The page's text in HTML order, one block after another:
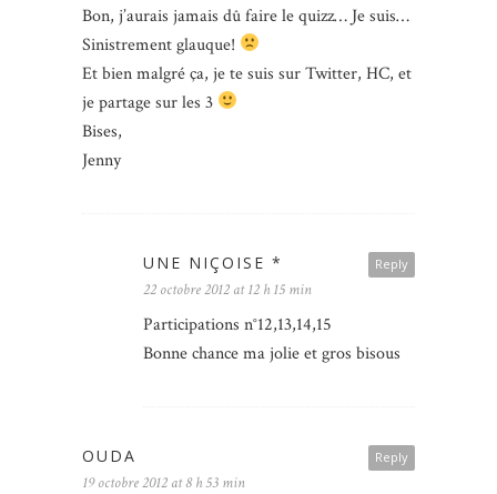
Bon, j’aurais jamais dû faire le quizz… Je suis…
Sinistrement glauque!
Et bien malgré ça, je te suis sur Twitter, HC, et
je partage sur les 3
Bises,
Jenny
Reply
UNE NIÇOISE *
22 octobre 2012 at 12 h 15 min
Participations n°12,13,14,15
Bonne chance ma jolie et gros bisous
Reply
OUDA
19 octobre 2012 at 8 h 53 min